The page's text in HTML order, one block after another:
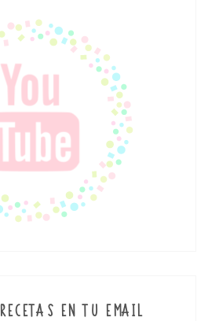
EN TU EMAIL